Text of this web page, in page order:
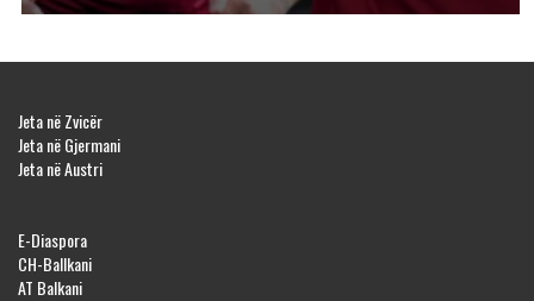
Jeta në Zvicër
Jeta në Gjermani
Jeta në Austri
E-Diaspora
CH-Ballkani
AT Balkani